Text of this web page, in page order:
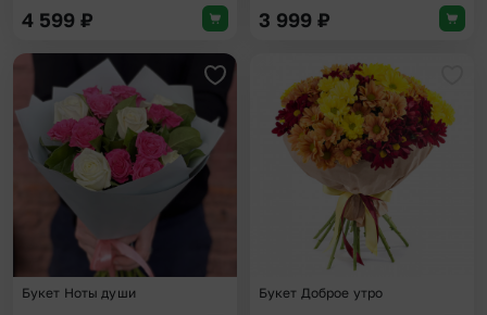
4 599 ₽ 3 999 ₽
Добавить в избранное
Букет Ноты души Букет Доброе утро